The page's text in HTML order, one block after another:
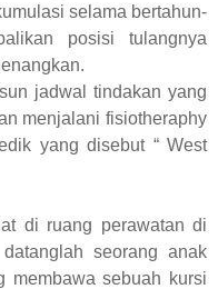
selama bertahun-
posisi tulangnya
jadwal tindakan yang
menjalani fisiotheraphy
yang disebut “ West
di ruang perawatan di
seorang anak
membawa sebuah kursi